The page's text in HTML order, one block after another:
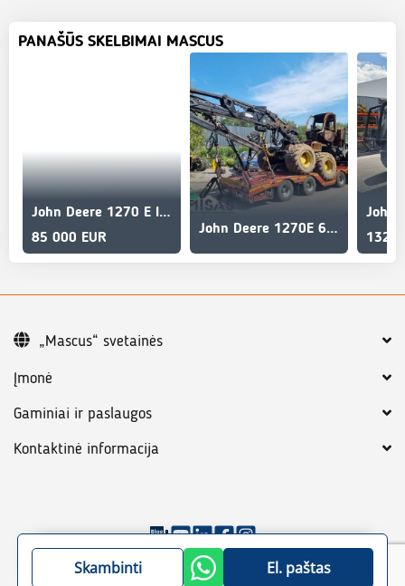
PANAŠŪS SKELBIMAI MASCUS
John Deere 1270 E IT 4
85 000 EUR
John Deere 1270E 6W DEMONTERAS / BREAKING / SPARE PARTS
John
132
Įmonė
Gaminiai ir paslaugos
Kontaktinė informacija
©2026 „Mascus“
Bendrosios sąlygos
„Mascus“ svetainės
Skambinti El. paštas